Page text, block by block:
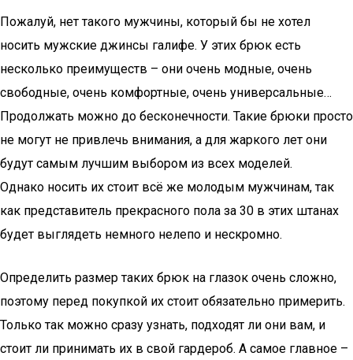
Пожалуй, нет такого мужчины, который бы не хотел
носить мужские джинсы галифе. У этих брюк есть
несколько преимуществ – они очень модные, очень
свободные, очень комфортные, очень универсальные…
Продолжать можно до бесконечности. Такие брюки просто
не могут не привлечь внимания, а для жаркого лет они
будут самым лучшим выбором из всех моделей.
Однако носить их стоит всё же молодым мужчинам, так
как представитель прекрасного пола за 30 в этих штанах
будет выглядеть немного нелепо и нескромно.
Определить размер таких брюк на глазок очень сложно,
поэтому перед покупкой их стоит обязательно примерить.
Только так можно сразу узнать, подходят ли они вам, и
стоит ли принимать их в свой гардероб. А самое главное –